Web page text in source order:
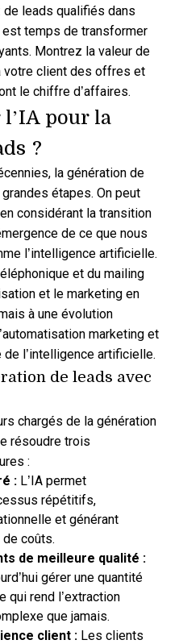
leads qualifiés dans
temps de transformer
Montrez la valeur de
votre client des offres et
le chiffre d’affaires.
pour la
?
la génération de
étapes. On peut
considérant la transition
de ce que nous
l’intelligence artificielle.
et du mailing
et le marketing en
à une évolution
l’automatisation marketing et
de l’intelligence artificielle.
de leads avec
chargés de la génération
résoudre trois
:
: L’IA permet
répétitifs,
et générant
coûts.
de meilleure qualité :
gérer une quantité
qui rend l’extraction
que jamais.
client : Les clients